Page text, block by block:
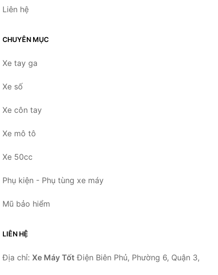
Liên hệ
CHUYÊN MỤC
Xe tay ga
Xe số
Xe côn tay
Xe mô tô
Xe 50cc
Phụ kiện - Phụ tùng xe máy
Mũ bảo hiểm
LIÊN HỆ
Địa chỉ: Xe Máy Tốt Điện Biên Phủ, Phường 6, Quận 3,